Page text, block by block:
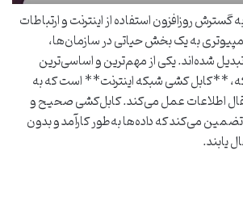
گسترش روزافزون استفاده از اینترنت و ارتباطات
به یک بخش حیاتی در سازمان‌ها،
شده‌اند. یکی از مهم‌ترین و اساسی‌ترین
**کابل کشی شبکه اینترنت** است که به
اطلاعات عمل می‌کند. کابل‌کشی صحیح و
تضمین می‌کند که داده‌ها به‌طور کارآمد و بدون
یابند.